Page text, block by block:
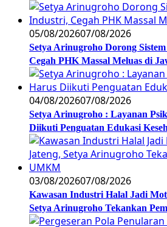
05/08/202607/08/2026
Setya Arinugroho Dorong
Cegah PHK Massal Meluas di
04/08/202607/08/2026
Setya Arinugroho : Layanan
Diikuti Penguatan Edukasi
03/08/202607/08/2026
Kawasan Industri Halal Jadi
Setya Arinugroho Tekankan